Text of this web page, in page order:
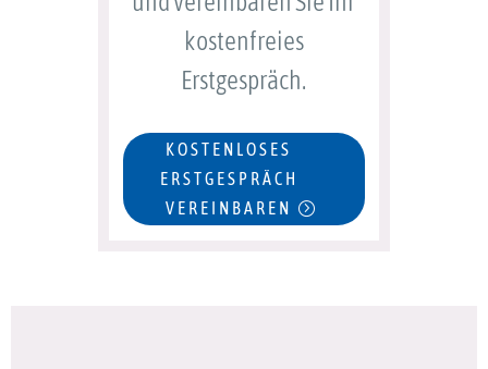
kostenfreies
Erstgespräch.
KOSTENLOSES
ERSTGESPRÄCH
VEREINBAREN